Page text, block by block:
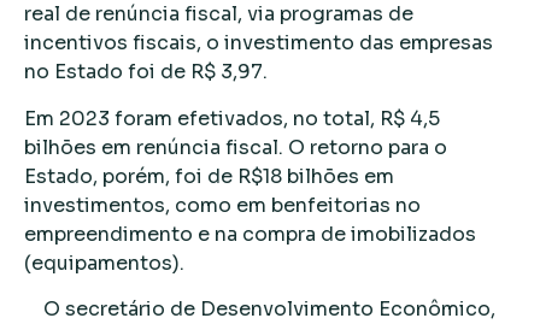
real de renúncia fiscal, via programas de
incentivos fiscais, o investimento das empresas
no Estado foi de R$ 3,97.
Em 2023 foram efetivados, no total, R$ 4,5
bilhões em renúncia fiscal. O retorno para o
Estado, porém, foi de R$18 bilhões em
investimentos, como em benfeitorias no
empreendimento e na compra de imobilizados
(equipamentos).
O secretário de Desenvolvimento Econômico,